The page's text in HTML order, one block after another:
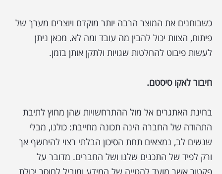
כשבוחנים את המוצר הרבה יותר מוקדם ויוצרים מערך של
פיתוח, הצוות יכול להבין מה עובד ומה לא. מכאן ניתן
לעשות פיבוט להחלטות שגויות ולתקן אותן בזמן.
חיבור לאקו סיסטם.
בחינת האתגרים אל מול ההתרחשויות שהן מחוץ לתיבת
התהודה של החברה הינה תכונה מחייבת: כולנו, מבלי
שנשים לב, נמצאים תחת הסיכון הבלתי רצוי להיחשף אך
ורק לפיד של התכנים שלנו ושל החברים. מדובר על